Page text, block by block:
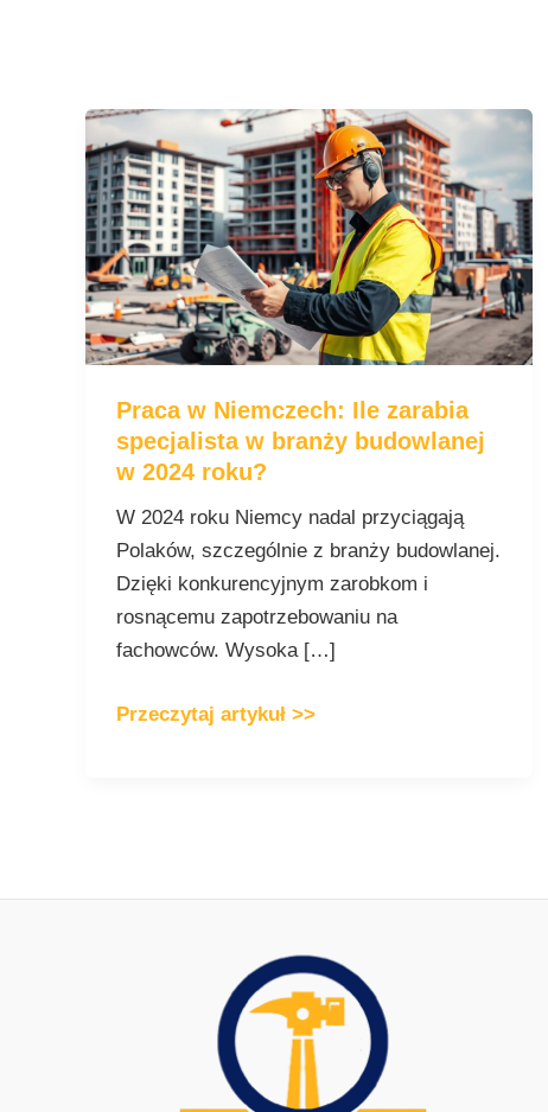
Praca w Niemczech: Ile zarabia
specjalista w branży budowlanej
w 2024 roku?
W 2024 roku Niemcy nadal przyciągają
Polaków, szczególnie z branży budowlanej.
Dzięki konkurencyjnym zarobkom i
rosnącemu zapotrzebowaniu na
fachowców. Wysoka […]
Praca
w
Niemczech:
Ile
zarabia
specjalista
w
branży
w
2024
Przeczytaj artykuł >>